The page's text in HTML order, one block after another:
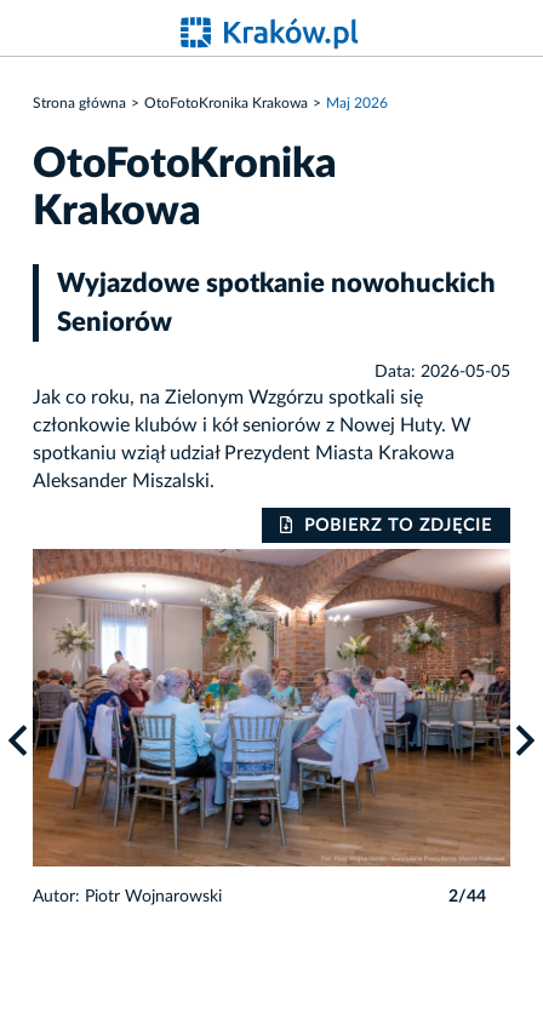
Strona główna OtoFotoKronika Krakowa Maj 2026
OtoFotoKronika
Krakowa
Wyjazdowe spotkanie nowohuckich
Seniorów
Data: 2026-05-05
Jak co roku, na Zielonym Wzgórzu spotkali się
członkowie klubów i kół seniorów z Nowej Huty. W
spotkaniu wziął udział Prezydent Miasta Krakowa
Aleksander Miszalski.
POBIERZ TO ZDJĘCIE
Autor: Piotr Wojnarowski 2/44